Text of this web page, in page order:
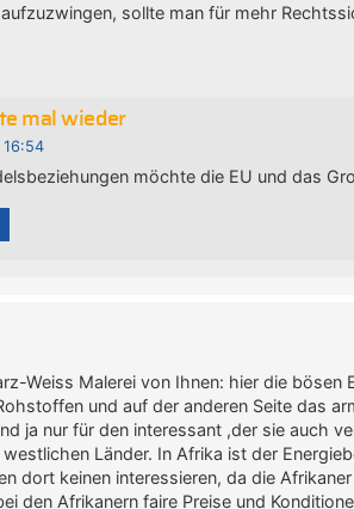
sollte man für mehr
mal wieder
16:54
möchte die EU und das
Weiss Malerei von Ihnen: hier die bösen
und auf der anderen Seite das
ja nur für den interessant ,der sie auch
Länder. In Afrika ist der
dort keinen interessieren, da die
den Afrikanern faire Preise und